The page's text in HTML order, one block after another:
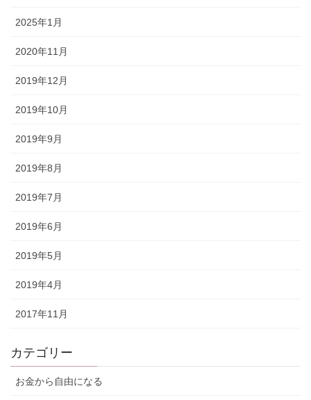
2025年1月
2020年11月
2019年12月
2019年10月
2019年9月
2019年8月
2019年7月
2019年6月
2019年5月
2019年4月
2017年11月
カテゴリー
お金から自由になる